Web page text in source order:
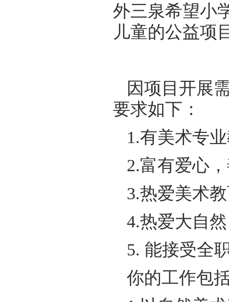
外三泉希望小
儿童的公益项
因项目开展
要求如下：
1.有美术专
2.富有爱心
3.热爱美术
4.热爱大自
5. 能接受全
你的工作包